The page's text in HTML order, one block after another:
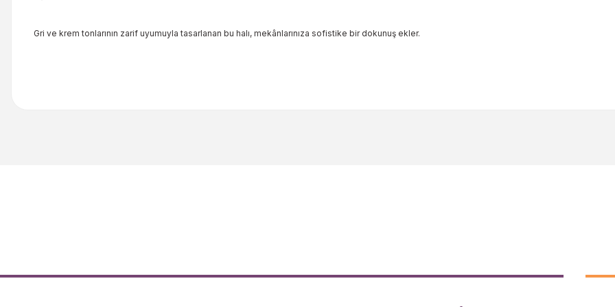
Gri ve krem tonlarının zarif uyumuyla tasarlanan bu halı, mekânlarınıza sofistike bir dokunuş ekler.